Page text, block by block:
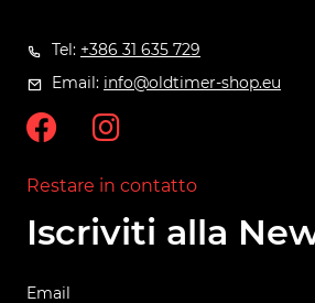
Tel: +386 31 635 729
Email: info@oldtimer-shop.eu
Restare in contatto
Iscriviti alla
Email